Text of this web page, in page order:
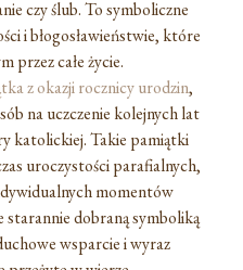
czy ślub. To symboliczne
i błogosławieństwie, które
przez całe życie.
z okazji rocznicy urodzin,
na uczczenie kolejnych lat
katolickiej. Takie pamiątki
uroczystości parafialnych,
momentów
starannie dobraną symboliką
wsparcie i wyraz